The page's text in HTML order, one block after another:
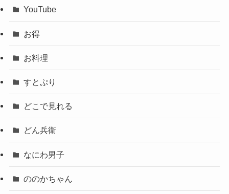
YouTube
お得
お料理
すとぷり
どこで見れる
どん兵衛
なにわ男子
ののかちゃん